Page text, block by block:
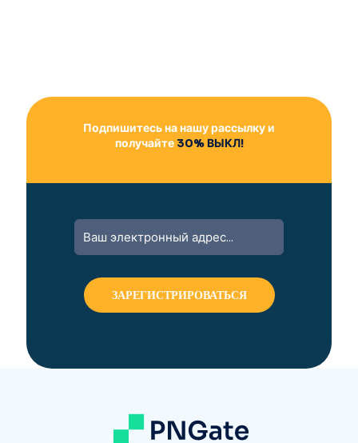
Подпишитесь на нашу рассылку и
получайте30% ВЫКЛ!